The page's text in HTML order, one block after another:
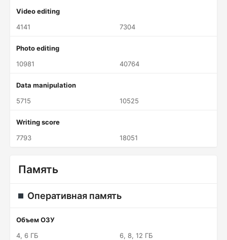
Video editing
4141
7304
Photo editing
10981
40764
Data manipulation
5715
10525
Writing score
7793
18051
Память
Оперативная память
Объем ОЗУ
4, 6 ГБ
6, 8, 12 ГБ